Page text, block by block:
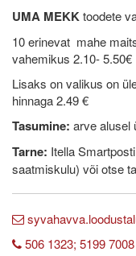
UMA MEKKtoodete
10 erinevat mahe
vahemikus 2.10- 5.50€
Lisaks on valikus on
hinnaga 2.49 €
Tasumine: arve alusel
Tarne: Itella
saatmiskulu) või otse
506 1323; 5199 7008